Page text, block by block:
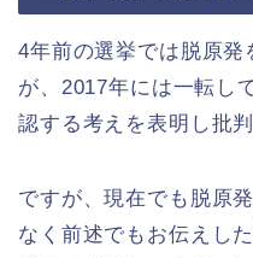
4年前の選挙では脱原発
が、2017年には一転し
認する考えを表明し批
ですが、現在でも脱原
なく前述でもお伝えし